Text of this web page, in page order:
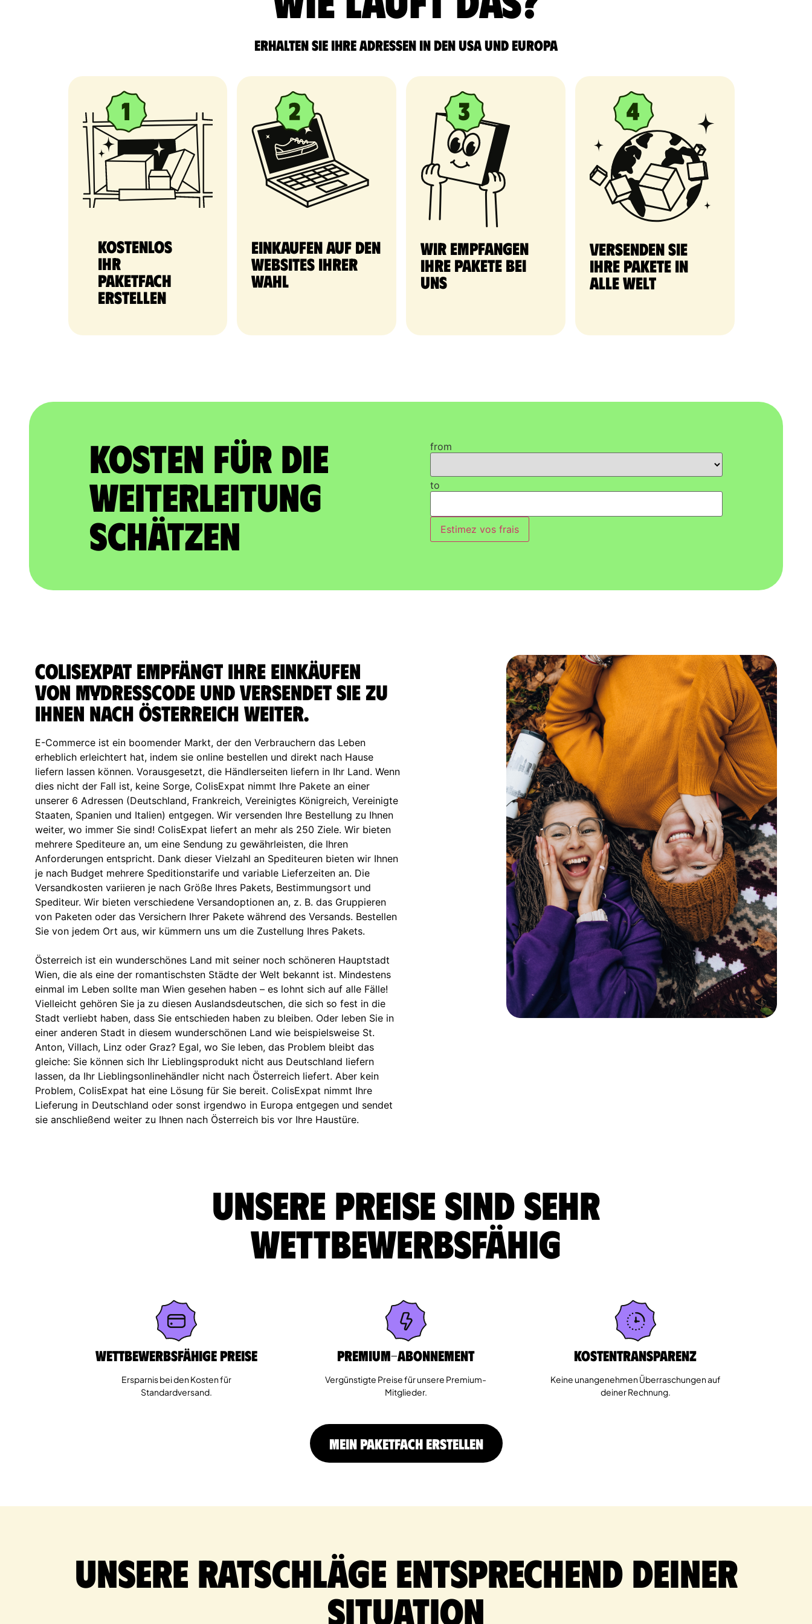
Erhalten Sie Ihre Adressen in den USA und Europa
Kostenlos
Ihr
Paketfach
erstellen
Einkaufen auf den
Websites Ihrer
Wahl
Wir empfangen
Ihre Pakete bei
uns
Versenden Sie
Ihre Pakete in
alle Welt
Kosten für die
Weiterleitung
schätzen
from
to
Estimez vos frais
ColisExpat empfängt Ihre Einkäufen
von MyDressCode und versendet sie zu
Ihnen nach Österreich weiter.
E-Commerce ist ein boomender Markt, der den Verbrauchern das Leben
erheblich erleichtert hat, indem sie online bestellen und direkt nach Hause
liefern lassen können. Vorausgesetzt, die Händlerseiten liefern in Ihr Land. Wenn
dies nicht der Fall ist, keine Sorge, ColisExpat nimmt Ihre Pakete an einer
unserer 6 Adressen (Deutschland, Frankreich, Vereinigtes Königreich, Vereinigte
Staaten, Spanien und Italien) entgegen. Wir versenden Ihre Bestellung zu Ihnen
weiter, wo immer Sie sind! ColisExpat liefert an mehr als 250 Ziele. Wir bieten
mehrere Spediteure an, um eine Sendung zu gewährleisten, die Ihren
Anforderungen entspricht. Dank dieser Vielzahl an Spediteuren bieten wir Ihnen
je nach Budget mehrere Speditionstarife und variable Lieferzeiten an. Die
Versandkosten variieren je nach Größe Ihres Pakets, Bestimmungsort und
Spediteur. Wir bieten verschiedene Versandoptionen an, z. B. das Gruppieren
von Paketen oder das Versichern Ihrer Pakete während des Versands. Bestellen
Sie von jedem Ort aus, wir kümmern uns um die Zustellung Ihres Pakets.
Österreich ist ein wunderschönes Land mit seiner noch schöneren Hauptstadt
Wien, die als eine der romantischsten Städte der Welt bekannt ist. Mindestens
einmal im Leben sollte man Wien gesehen haben – es lohnt sich auf alle Fälle!
Vielleicht gehören Sie ja zu diesen Auslandsdeutschen, die sich so fest in die
Stadt verliebt haben, dass Sie entschieden haben zu bleiben. Oder leben Sie in
einer anderen Stadt in diesem wunderschönen Land wie beispielsweise St.
Anton, Villach, Linz oder Graz? Egal, wo Sie leben, das Problem bleibt das
gleiche: Sie können sich Ihr Lieblingsprodukt nicht aus Deutschland liefern
lassen, da Ihr Lieblingsonlinehändler nicht nach Österreich liefert. Aber kein
Problem, ColisExpat hat eine Lösung für Sie bereit. ColisExpat nimmt Ihre
Lieferung in Deutschland oder sonst irgendwo in Europa entgegen und sendet
sie anschließend weiter zu Ihnen nach Österreich bis vor Ihre Haustüre.
Unsere Preise sind sehr
wettbewerbsfähig
Wettbewerbsfähige Preise
Ersparnis bei den Kosten für
Standardversand.
Premium-Abonnement
Vergünstigte Preise für unsere Premium-
Mitglieder.
Kostentransparenz
Keine unangenehmen Überraschungen auf
deiner Rechnung.
MEIN PAKETFACH ERSTELLEN
Unsere Ratschläge entsprechend deiner
Situation